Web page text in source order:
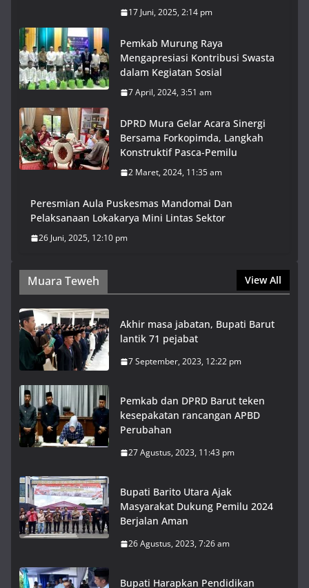
17 Juni, 2025, 2:14 pm
Pemkab Murung Raya
Mengapresiasi Kontribusi Swasta
dalam Kegiatan Sosial
7 April, 2024, 3:51 am
DPRD Mura Gelar Acara Sinergi
Bersama Forkopimda, Langkah
Konstruktif Pasca-Pemilu
2 Maret, 2024, 11:35 am
Peresmian Aula Puskesmas Mandomai Dan
Pelaksanaan Lokakarya Mini Lintas Sektor
26 Juni, 2025, 12:10 pm
Muara Teweh View All
Akhir masa jabatan, Bupati Barut
lantik 71 pejabat
7 September, 2023, 12:22 pm
Pemkab dan DPRD Barut teken
kesepakatan rancangan APBD
Perubahan
27 Agustus, 2023, 11:43 pm
Bupati Barito Utara Ajak
Masyarakat Dukung Pemilu 2024
Berjalan Aman
26 Agustus, 2023, 7:26 am
Bupati Harapkan Pendidikan